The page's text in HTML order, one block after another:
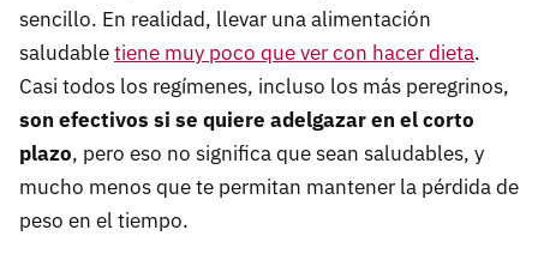
sencillo. En realidad, llevar una alimentación
saludabletiene muy poco que ver con hacer dieta.
Casi todos los regímenes, incluso los más peregrinos,
son efectivos si se quiere adelgazar en el corto
plazo, pero eso no significa que sean saludables, y
mucho menos que te permitan mantener la pérdida de
peso en el tiempo.